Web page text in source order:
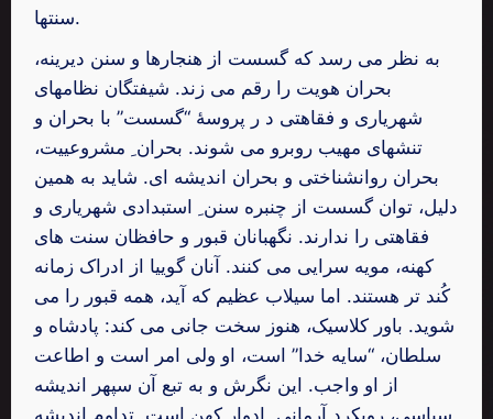
سنتها.
به نظر می رسد که گسست از هنجارها و سنن دیرینه،
بحران هویت را رقم می زند. شیفتگان نظامهای
شهریاری و فقاهتی د ر پروسۀ “گسست” با بحران و
تنشهای مهیب روبرو می شوند. بحران ِ مشروعییت،
بحران روانشناختی و بحران اندیشه ای. شاید به همین
دلیل، توان گسست از چنبره سنن ِ استبدادی شهریاری و
فقاهتی را ندارند. نگهبانان قبور و حافظان سنت های
کهنه، مویه سرایی می کنند. آنان گوییا از ادراک زمانه
کُند تر هستند. اما سیلاب عظیم که آید، همه قبور را می
شوید. باور کلاسیک، هنوز سخت جانی می کند: پادشاه و
سلطان، “سایه خدا” است، او ولی امر است و اطاعت
از او واجب. این نگرش و به تبع آن سپهر اندیشه
سیاسی، رویکرد آرمانی ِ ادوار کهن است. تداوم اندیشه